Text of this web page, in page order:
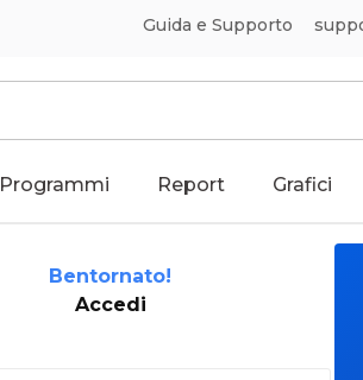
Guida e Supporto
Programmi Report Grafici
Bentornato!
Accedi